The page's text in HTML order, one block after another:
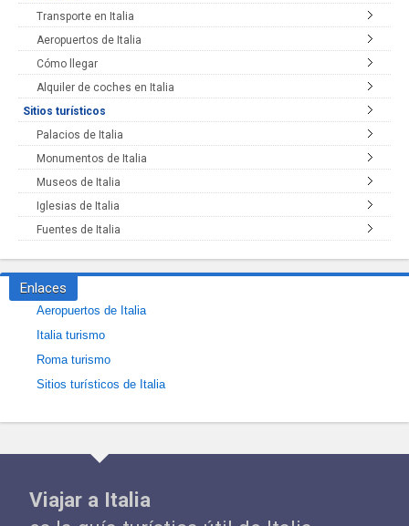
Transporte en Italia
Aeropuertos de Italia
Cómo llegar
Alquiler de coches en Italia
Sitios turísticos
Palacios de Italia
Monumentos de Italia
Museos de Italia
Iglesias de Italia
Fuentes de Italia
Enlaces
Aeropuertos de Italia
Italia turismo
Roma turismo
Sitios turísticos de Italia
Viajar a Italia